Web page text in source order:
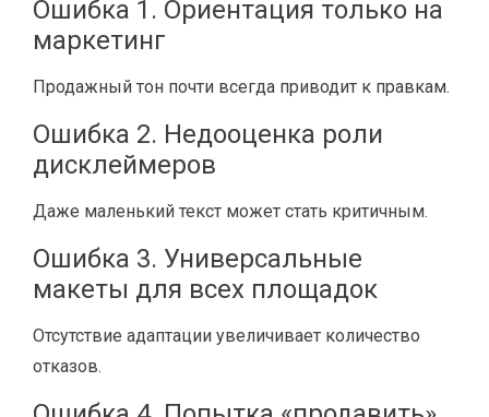
Ошибка 1. Ориентация только на
маркетинг
Продажный тон почти всегда приводит к правкам.
Ошибка 2. Недооценка роли
дисклеймеров
Даже маленький текст может стать критичным.
Ошибка 3. Универсальные
макеты для всех площадок
Отсутствие адаптации увеличивает количество
отказов.